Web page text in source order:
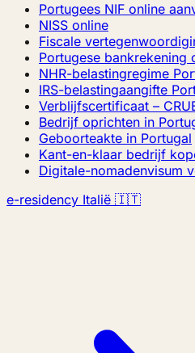
Portugees NIF online
NISS online
Fiscale
Portugese bankrekening
NHR-belastingregime
IRS-belastingaangifte
Verblijfscertificaat –
Bedrijf oprichten in
Geboorteakte in Portugal
Kant-en-klaar bedrijf
Digitale-nomadenvisum
e-residency Italië 🇮🇹